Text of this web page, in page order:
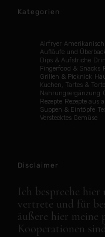
Kategorien
Airfryer Amerikanisch
Aufläufe und
Dips & Aufstriche
Fingerfood & Snacks
Grillen & Picknick
Kuchen, Tartes &
Nahrungsergänzung
Rezepte Rezepte aus
Suppen & Eintöpfe
Verstecktes Gemüse
Disclaimer
Ich bespreche
vertrete und für
äußere hier meine
Kooperationen